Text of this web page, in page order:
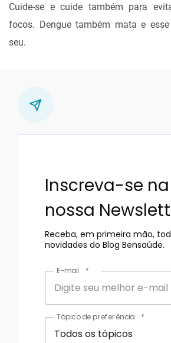
Cuide-se e cuide também para
focos. Dengue também mata e
seu.
Inscreva-se na
nossa
Receba, em primeira mão,
novidades do Blog Bensaúde.
E-mail *
Todos os tópicos
Tópico de preferência *